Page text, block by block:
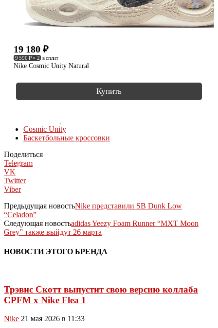
Nike Cosmic Unity Natural
19 180 ₽
9 590 ₽ × 2 в сплит
Купить
Cosmic Unity
Баскетбольные кроссовки
Поделиться
Telegram
VK
Twitter
Viber
Предыдущая новостьNike представили SB Dunk Low
“Celadon”
Следующая новостьadidas Yeezy Foam Runner “MXT Moon
Grey” также выйдут 26 марта
НОВОСТИ ЭТОГО БРЕНДА
Трэвис Скотт выпустит свою версию коллаба
CPFM x Nike Flea 1
Nike 21 мая 2026 в 11:33